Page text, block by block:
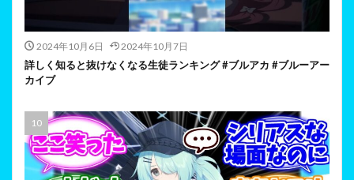
2024年10月6日 2024年10月7日
詳しく知ると抜けなくなる生徒ランキング #ブルアカ #ブルーアー
カイブ